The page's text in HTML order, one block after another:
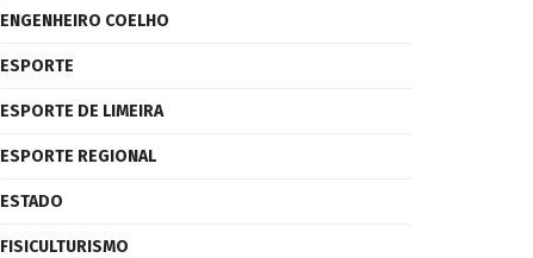
ENGENHEIRO COELHO
ESPORTE
ESPORTE DE LIMEIRA
ESPORTE REGIONAL
ESTADO
FISICULTURISMO